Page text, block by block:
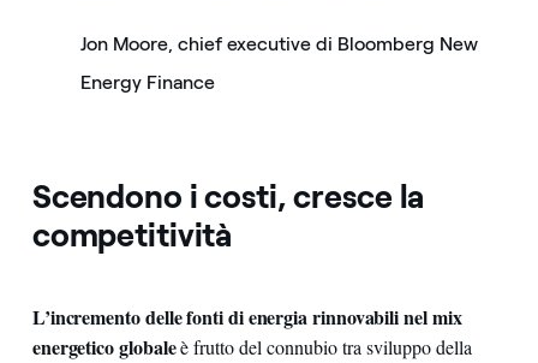
Jon Moore, chief executive di Bloomberg New
Energy Finance
Scendono i costi, cresce la
competitività
L’incremento delle fonti di energia rinnovabili nel mix
energetico globaleè frutto del connubio tra sviluppo della